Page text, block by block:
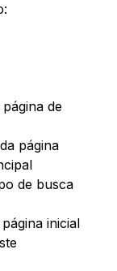
de
página
de busca
inicial